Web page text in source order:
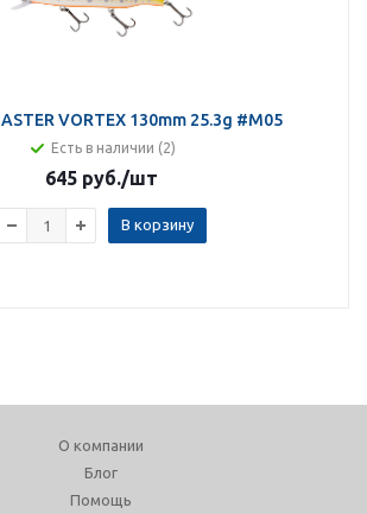
VORTEX 130mm 25.3g #M05
Есть в наличии (2)
645 руб./шт
В корзину
О компании
Блог
Помощь